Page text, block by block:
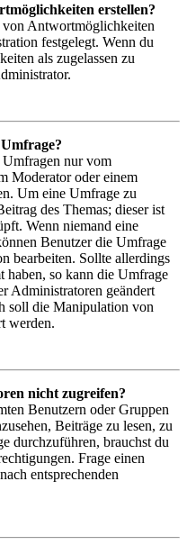
erstellen?
Antwortmöglichkeiten
festgelegt. Wenn du
als zugelassen zu
nur vom
Moderator oder einem
Um eine Umfrage zu
des Themas; dieser ist
Wenn niemand eine
Benutzer die Umfrage
bearbeiten. Sollte allerdings
haben, so kann die Umfrage
Administratoren geändert
soll die Manipulation von
werden.
nicht zugreifen?
Benutzern oder Gruppen
Beiträge zu lesen, zu
durchzuführen, brauchst du
Frage einen
entsprechenden